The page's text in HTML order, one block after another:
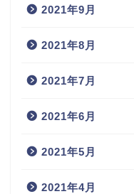
2021年9月
2021年8月
2021年7月
2021年6月
2021年5月
2021年4月